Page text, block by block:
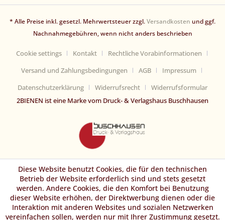
* Alle Preise inkl. gesetzl. Mehrwertsteuer zzgl.Versandkosten und ggf.
Nachnahmegebühren, wenn nicht anders beschrieben
Cookie settings Kontakt
Rechtliche Vorabinformationen
Versand und Zahlungsbedingungen
AGB
Impressum
Datenschutzerklärung
Widerrufsrecht
Widerrufsformular
2BIENEN ist eine Marke vom Druck- & Verlagshaus Buschhausen
Diese Website benutzt Cookies, die für den technischen
Betrieb der Website erforderlich sind und stets gesetzt
werden. Andere Cookies, die den Komfort bei Benutzung
dieser Website erhöhen, der Direktwerbung dienen oder die
Interaktion mit anderen Websites und sozialen Netzwerken
vereinfachen sollen, werden nur mit Ihrer Zustimmung gesetzt.